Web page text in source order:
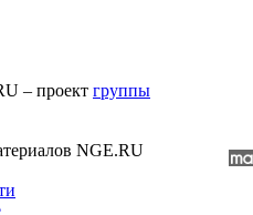
– проект группы
NGE.RU